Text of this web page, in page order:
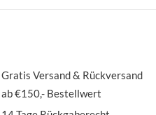
Gratis Versand & Rückversand
ab €150,- Bestellwert